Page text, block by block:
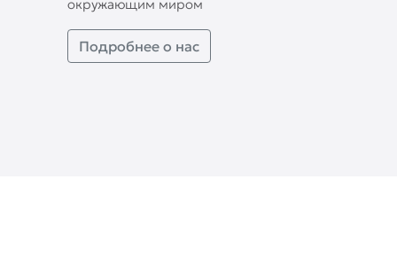
окружающим миром
Подробнее о нас